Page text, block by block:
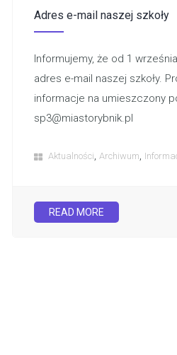
Adres e-mail naszej szkoły
Informujemy, że od 1
adres e-mail naszej szkoły.
informacje na umieszczony
sp3@miastorybnik.pl
Aktualności, Archiwum,
READ MORE